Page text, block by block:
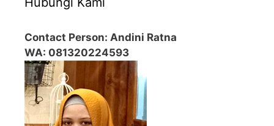
Contact Person: Andini Ratna
WA: 081320224593